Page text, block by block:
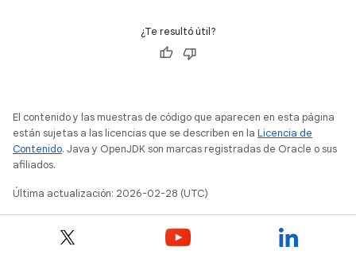
¿Te resultó útil?
El contenido y las muestras de código que aparecen en esta página
están sujetas a las licencias que se describen en la Licencia de
Contenido. Java y OpenJDK son marcas registradas de Oracle o sus
afiliados.
Última actualización: 2026-02-28 (UTC)